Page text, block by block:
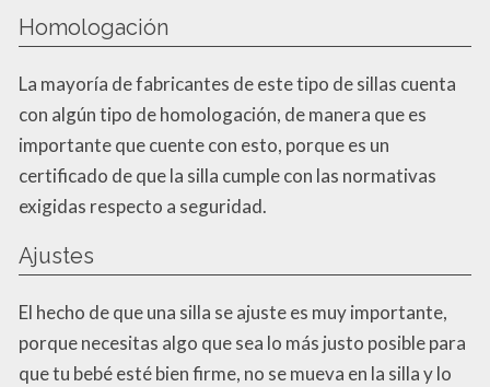
Homologación
La mayoría de fabricantes de este tipo de sillas cuenta
con algún tipo de homologación, de manera que es
importante que cuente con esto, porque es un
certificado de que la silla cumple con las normativas
exigidas respecto a seguridad.
Ajustes
El hecho de que una silla se ajuste es muy importante,
porque necesitas algo que sea lo más justo posible para
que tu bebé esté bien firme, no se mueva en la silla y lo